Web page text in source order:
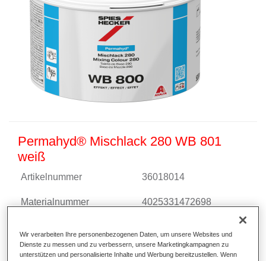
Permahyd® Mischlack 280 WB 801
weiß
Artikelnummer 36018014
Materialnummer 4025331472698
Wir verarbeiten Ihre personenbezogenen Daten, um unsere Websites und
Dienste zu messen und zu verbessern, unsere Marketingkampagnen zu
unterstützen und personalisierte Inhalte und Werbung bereitzustellen. Wenn